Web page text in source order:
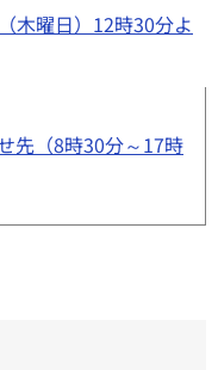
木曜日）12時30分よ
先（8時30分～17時